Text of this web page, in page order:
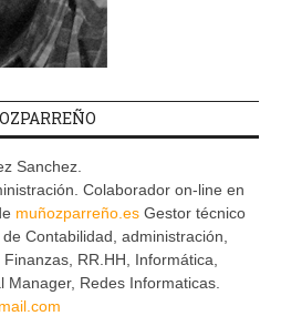
Sanchez.
Colaborador on-line en
muñozparreño.es Gestor técnico
Contabilidad, administración,
RR.HH, Informática,
Redes Informaticas.